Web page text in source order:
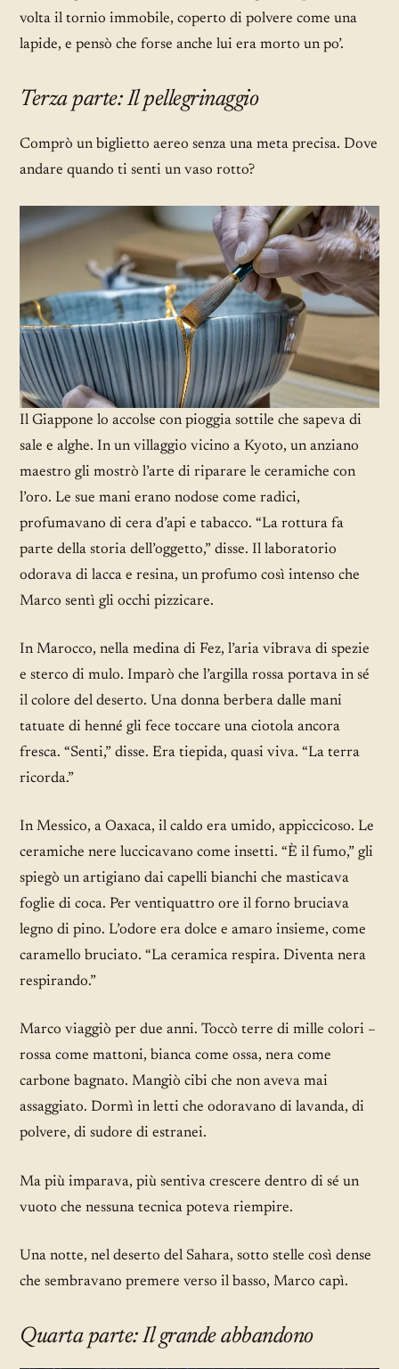
volta il tornio immobile, coperto di polvere come una
lapide, e pensò che forse anche lui era morto un po’.
Terza parte: Il pellegrinaggio
Comprò un biglietto aereo senza una meta precisa. Dove
andare quando ti senti un vaso rotto?
Il Giappone lo accolse con pioggia sottile che sapeva di
sale e alghe. In un villaggio vicino a Kyoto, un anziano
maestro gli mostrò l’arte di riparare le ceramiche con
l’oro. Le sue mani erano nodose come radici,
profumavano di cera d’api e tabacco. “La rottura fa
parte della storia dell’oggetto,” disse. Il laboratorio
odorava di lacca e resina, un profumo così intenso che
Marco sentì gli occhi pizzicare.
In Marocco, nella medina di Fez, l’aria vibrava di spezie
e sterco di mulo. Imparò che l’argilla rossa portava in sé
il colore del deserto. Una donna berbera dalle mani
tatuate di henné gli fece toccare una ciotola ancora
fresca. “Senti,” disse. Era tiepida, quasi viva. “La terra
ricorda.”
In Messico, a Oaxaca, il caldo era umido, appiccicoso. Le
ceramiche nere luccicavano come insetti. “È il fumo,” gli
spiegò un artigiano dai capelli bianchi che masticava
foglie di coca. Per ventiquattro ore il forno bruciava
legno di pino. L’odore era dolce e amaro insieme, come
caramello bruciato. “La ceramica respira. Diventa nera
respirando.”
Marco viaggiò per due anni. Toccò terre di mille colori –
rossa come mattoni, bianca come ossa, nera come
carbone bagnato. Mangiò cibi che non aveva mai
assaggiato. Dormì in letti che odoravano di lavanda, di
polvere, di sudore di estranei.
Ma più imparava, più sentiva crescere dentro di sé un
vuoto che nessuna tecnica poteva riempire.
Una notte, nel deserto del Sahara, sotto stelle così dense
che sembravano premere verso il basso, Marco capì.
Quarta parte: Il grande abbandono